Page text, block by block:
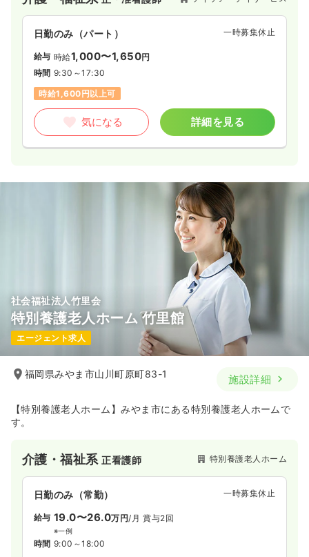
日勤のみ（パート） 一時募集休止
給与 時給1,000〜1,650円
時間 9:30～17:30
時給1,600円以上可
気になる 詳細を見る
社会福祉法人竹里会
特別養護老人ホーム 竹里館
エージェント求人
福岡県みやま市山川町原町83-1 施設詳細
【特別養護老人ホーム】みやま市にある特別養護老人ホームで
す。
介護・福祉系正看護師 特別養護老人ホーム
日勤のみ（常勤） 一時募集休止
給与 19.0〜26.0万円/月 賞与2回
※一例
時間 9:00～18:00